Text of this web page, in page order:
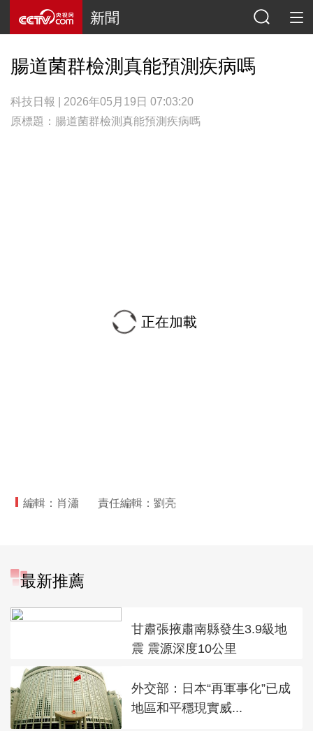
新聞
腸道菌群檢測真能預測疾病嗎
科技日報 | 2026年05月19日 07:03:20
原標題：腸道菌群檢測真能預測疾病嗎
正在加載
編輯：肖瀟 責任編輯：劉亮
最新推薦
甘肅張掖肅南縣發生3.9級地
震 震源深度10公里
外交部：日本“再軍事化”已成
地區和平穩現實威...